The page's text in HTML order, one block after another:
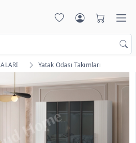
Yatak Odası Takımları